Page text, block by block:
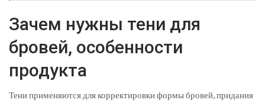
Зачем нужны тени для
бровей, особенности
продукта
Тени применяются для корректировки формы бровей, придания